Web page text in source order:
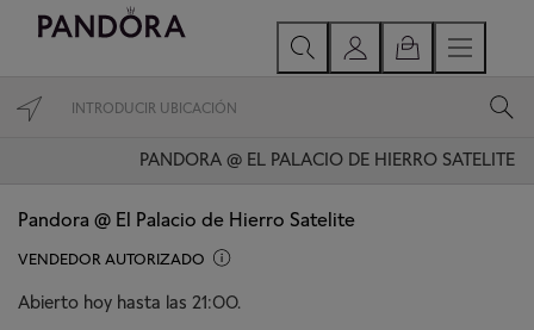
PANDORA @ EL PALACIO DE HIERRO SATELITE
Pandora @ El Palacio de Hierro Satelite
VENDEDOR AUTORIZADO
Abierto hoy hasta las 21:00.